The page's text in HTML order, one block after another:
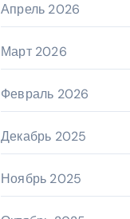
Апрель 2026
Март 2026
Февраль 2026
Декабрь 2025
Ноябрь 2025